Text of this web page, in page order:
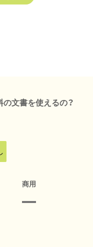
文書を使えるの？
商用